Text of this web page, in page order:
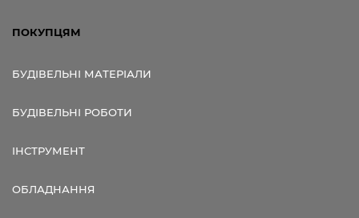
ПОКУПЦЯМ
БУДІВЕЛЬНІ МАТЕРІАЛИ
БУДІВЕЛЬНІ РОБОТИ
ІНСТРУМЕНТ
ОБЛАДНАННЯ